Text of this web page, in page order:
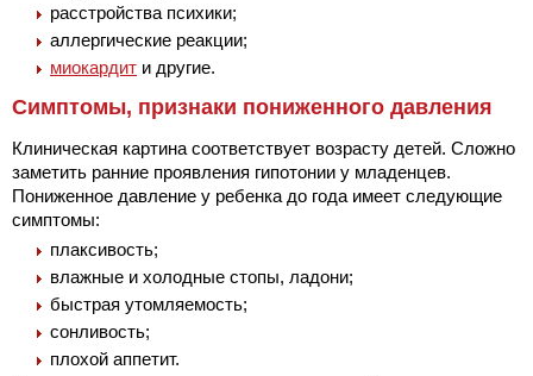
расстройства психики;
аллергические реакции;
миокардит и другие.
Симптомы, признаки пониженного давления
Клиническая картина соответствует возрасту детей. Сложно
заметить ранние проявления гипотонии у младенцев.
Пониженное давление у ребенка до года имеет следующие
симптомы:
плаксивость;
влажные и холодные стопы, ладони;
быстрая утомляемость;
сонливость;
плохой аппетит.